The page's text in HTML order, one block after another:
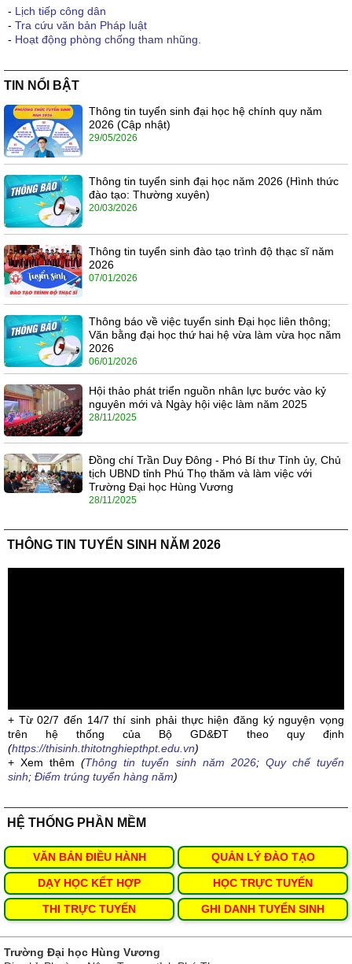
- Lịch tiếp công dân
- Tra cứu văn bản Pháp luật
- Hoạt động phòng chống tham nhũng.
TIN NỔI BẬT
Thông tin tuyển sinh đại học hệ chính quy năm
2026 (Cập nhật)
29/05/2026
Thông tin tuyển sinh đại học năm 2026 (Hình thức
đào tạo: Thường xuyên)
20/03/2026
Thông tin tuyển sinh đào tạo trình độ thạc sĩ năm
2026
07/01/2026
Thông báo về việc tuyển sinh Đại học liên thông;
Văn bằng đại học thứ hai hệ vừa làm vừa học năm
2026
06/01/2026
Hội thảo phát triển nguồn nhân lực bước vào kỷ
nguyên mới và Ngày hội việc làm năm 2025
28/11/2025
Đồng chí Trần Duy Đông - Phó Bí thư Tỉnh ủy, Chủ
tịch UBND tỉnh Phú Thọ thăm và làm việc với
Trường Đại học Hùng Vương
28/11/2025
THÔNG TIN TUYỂN SINH NĂM 2026
+ Từ 02/7 đến 14/7 thí sinh phải thực hiện đăng ký nguyện vọng
trên hệ thống của Bộ GD&ĐT theo quy định
(https://thisinh.thitotnghiepthpt.edu.vn)
+ Xem thêm(Thông tin tuyển sinh năm 2026; Quy chế tuyển
sinh; Điểm trúng tuyển hàng năm)
HỆ THỐNG PHẦN MỀM
VĂN BẢN ĐIỀU HÀNH QUẢN LÝ ĐÀO TẠO
DẠY HỌC KẾT HỢP HỌC TRỰC TUYẾN
THI TRỰC TUYẾN GHI DANH TUYỂN SINH
Trường Đại học Hùng Vương